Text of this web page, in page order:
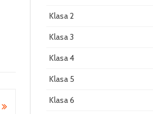
Klasa 2
Klasa 3
Klasa 4
Klasa 5
Klasa 6